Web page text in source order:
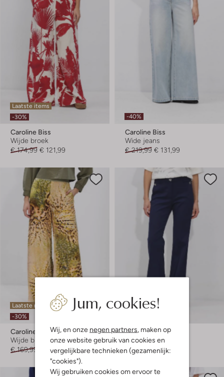
Jum, cookies!
Wij, en onze negen partners, maken op
onze website gebruik van cookies en
vergelijkbare technieken (gezamenlijk:
"cookies").
Wij gebruiken cookies om ervoor te
Laatste items
-30%
Caroline Biss
Wijde broek
€ 174,99 € 121,99
-40%
Caroline Biss
Wide jeans
€ 219,99 € 131,99
Laatste maten
-30%
Caroline Biss
Wijde broek
€ 169,99
€ 118,99
Caroline Biss
Flared broek
€ 184,99 € 110,99